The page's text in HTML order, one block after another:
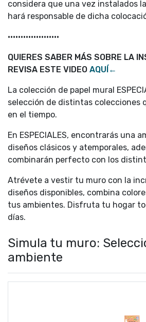
considera que una vez instalados
hará responsable de dicha
••••••••••••••••••••
QUIERES SABER MÁS SOBRE LA
REVISA ESTE VIDEO AQUÍ←
La colección de papel mural
selección de distintas colecciones
en el tiempo.
En ESPECIALES, encontrarás una
diseños clásicos y atemporales,
combinarán perfecto con los
Atrévete a vestir tu muro con la
diseños disponibles, combina
tus ambientes. Disfruta tu hogar
días.
Simula tu muro:
ambiente